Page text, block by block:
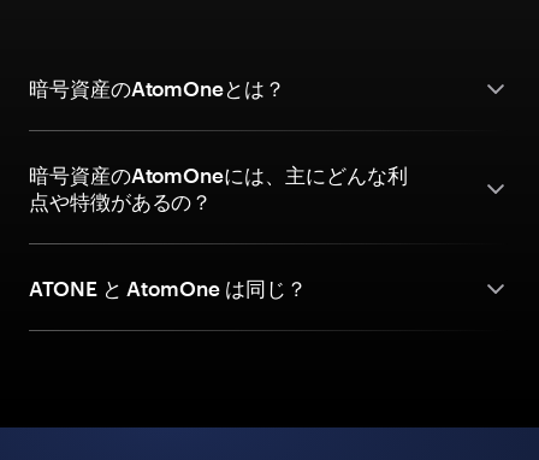
暗号資産のAtomOneとは？
暗号資産のAtomOneには、主にどんな利
点や特徴があるの？
ATONE と AtomOne は同じ？